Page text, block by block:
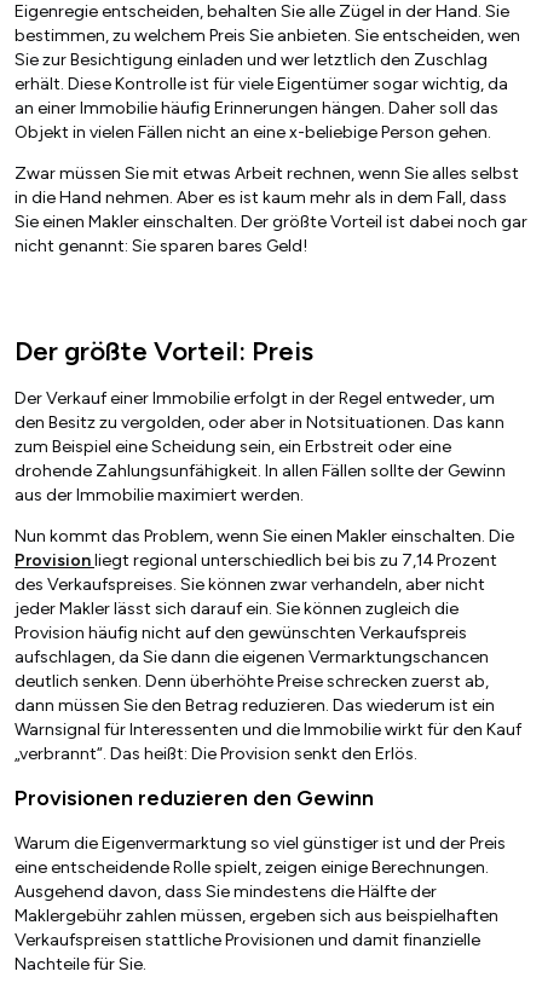
Eigenregie entscheiden, behalten Sie alle Zügel in der Hand. Sie
bestimmen, zu welchem Preis Sie anbieten. Sie entscheiden, wen
Sie zur Besichtigung einladen und wer letztlich den Zuschlag
erhält. Diese Kontrolle ist für viele Eigentümer sogar wichtig, da
an einer Immobilie häufig Erinnerungen hängen. Daher soll das
Objekt in vielen Fällen nicht an eine x-beliebige Person gehen.
Zwar müssen Sie mit etwas Arbeit rechnen, wenn Sie alles selbst
in die Hand nehmen. Aber es ist kaum mehr als in dem Fall, dass
Sie einen Makler einschalten. Der größte Vorteil ist dabei noch gar
nicht genannt: Sie sparen bares Geld!
Der größte Vorteil: Preis
Der Verkauf einer Immobilie erfolgt in der Regel entweder, um
den Besitz zu vergolden, oder aber in Notsituationen. Das kann
zum Beispiel eine Scheidung sein, ein Erbstreit oder eine
drohende Zahlungsunfähigkeit. In allen Fällen sollte der Gewinn
aus der Immobilie maximiert werden.
Nun kommt das Problem, wenn Sie einen Makler einschalten. Die
Provisionliegt regional unterschiedlich bei bis zu 7,14 Prozent
des Verkaufspreises. Sie können zwar verhandeln, aber nicht
jeder Makler lässt sich darauf ein. Sie können zugleich die
Provision häufig nicht auf den gewünschten Verkaufspreis
aufschlagen, da Sie dann die eigenen Vermarktungschancen
deutlich senken. Denn überhöhte Preise schrecken zuerst ab,
dann müssen Sie den Betrag reduzieren. Das wiederum ist ein
Warnsignal für Interessenten und die Immobilie wirkt für den Kauf
„verbrannt“. Das heißt: Die Provision senkt den Erlös.
Provisionen reduzieren den Gewinn
Warum die Eigenvermarktung so viel günstiger ist und der Preis
eine entscheidende Rolle spielt, zeigen einige Berechnungen.
Ausgehend davon, dass Sie mindestens die Hälfte der
Maklergebühr zahlen müssen, ergeben sich aus beispielhaften
Verkaufspreisen stattliche Provisionen und damit finanzielle
Nachteile für Sie.